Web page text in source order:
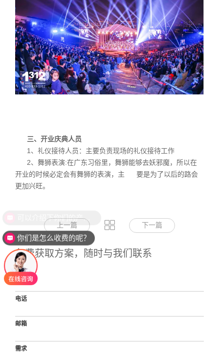
三、开业庆典人员
1、礼仪接待人员：主要负责现场的礼仪接待工作
2、舞狮表演:在广东习俗里，舞狮能够去妖邪魔，所以在
开业的时候必定会有舞狮的表演，主 要是为了以后的路会
更加兴旺。
上一篇 下一篇
免费获取方案，随时与我们联系
姓名
电话
邮箱
需求
你们是怎么收费的呢？